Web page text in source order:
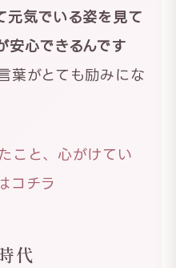
元気でいる姿を見て
安心できるんです
葉がとても励みにな
こと、心がけてい
コチラ
代